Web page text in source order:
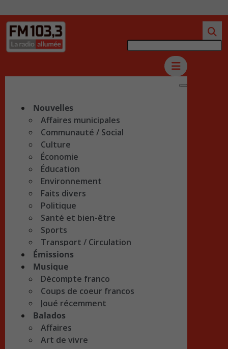
Nouvelles
Affaires municipales
Communauté / Social
Culture
Économie
Éducation
Environnement
Faits divers
Politique
Santé et bien-être
Sports
Transport / Circulation
Émissions
Musique
Décompte franco
Coups de coeur francos
Joué récemment
Balados
Affaires
Art de vivre